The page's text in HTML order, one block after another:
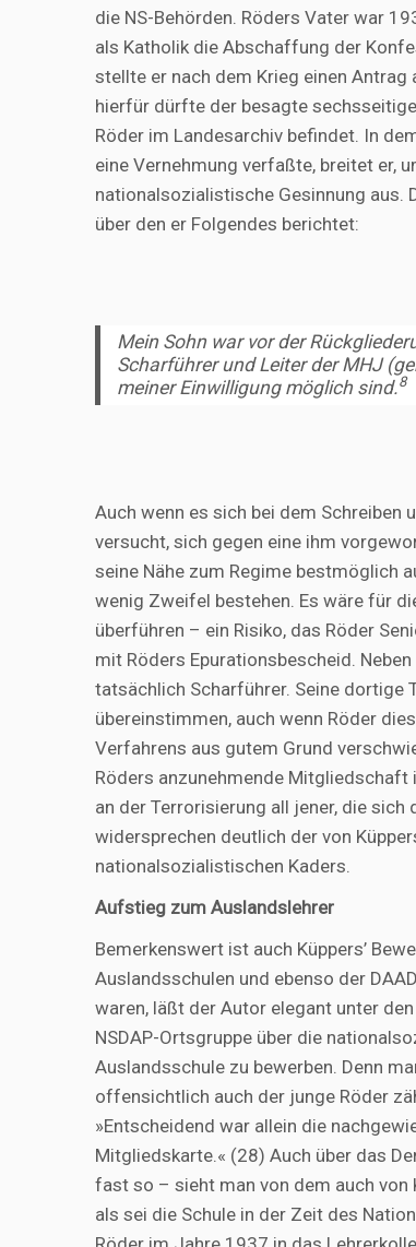
die NS-Behörden. Röders Vater war
als Katholik die Abschaffung der
stellte er nach dem Krieg einen
hierfür dürfte der besagte
Röder im Landesarchiv befindet. In
eine Vernehmung verfaßte, breitet er,
nationalsozialistische Gesinnung aus.
über den er Folgendes berichtet:
Mein Sohn war vor der
Scharführer und Leiter der MHJ
meiner Einwilligung möglich sind.8
Auch wenn es sich bei dem Schreiben
versucht, sich gegen eine ihm
seine Nähe zum Regime bestmöglich
wenig Zweifel bestehen. Es wäre für
überführen – ein Risiko, das Röder
mit Röders Epurationsbescheid.
tatsächlich Scharführer. Seine dortige
übereinstimmen, auch wenn Röder
Verfahrens aus gutem Grund
Röders anzunehmende
an der Terrorisierung all jener, die
widersprechen deutlich der von
nationalsozialistischen Kaders.
Aufstieg zum Auslandslehrer
Bemerkenswert ist auch Küppers’
Auslandsschulen und ebenso der
waren, läßt der Autor elegant unter
NSDAP-Ortsgruppe über die
Auslandsschule zu bewerben. Denn
offensichtlich auch der junge Röder
»Entscheidend war allein die
Mitgliedskarte.« (28) Auch über das
fast so – sieht man von dem auch von
als sei die Schule in der Zeit des